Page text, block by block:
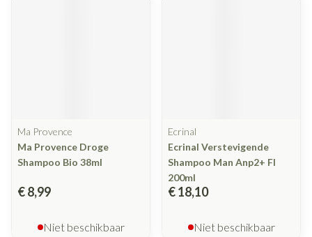
Ma Provence
Ma Provence Droge
Shampoo Bio 38ml
€ 8,99
Niet beschikbaar
Ecrinal
Ecrinal Verstevigende
Shampoo Man Anp2+ Fl
200ml
€ 18,10
Niet beschikbaar